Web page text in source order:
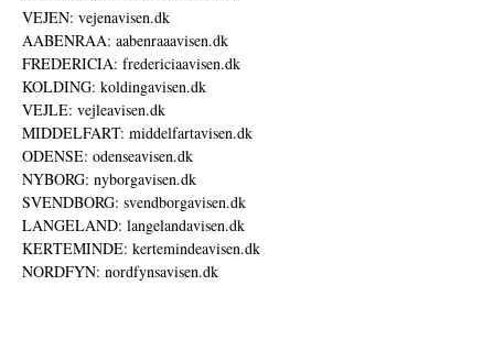
VEJEN: vejenavisen.dk
AABENRAA: aabenraaavisen.dk
FREDERICIA: fredericiaavisen.dk
KOLDING: koldingavisen.dk
VEJLE: vejleavisen.dk
MIDDELFART: middelfartavisen.dk
ODENSE: odenseavisen.dk
NYBORG: nyborgavisen.dk
SVENDBORG: svendborgavisen.dk
LANGELAND: langelandavisen.dk
KERTEMINDE: kertemindeavisen.dk
NORDFYN: nordfynsavisen.dk